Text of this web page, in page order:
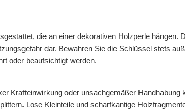
die an einer dekorativen Holzperle
dar. Bewahren Sie die Schlüssel stets
oder beaufsichtigt werden.
Krafteinwirkung oder unsachgemäßer
Lose Kleinteile und scharfkantige